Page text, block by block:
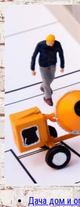
Дача дом и